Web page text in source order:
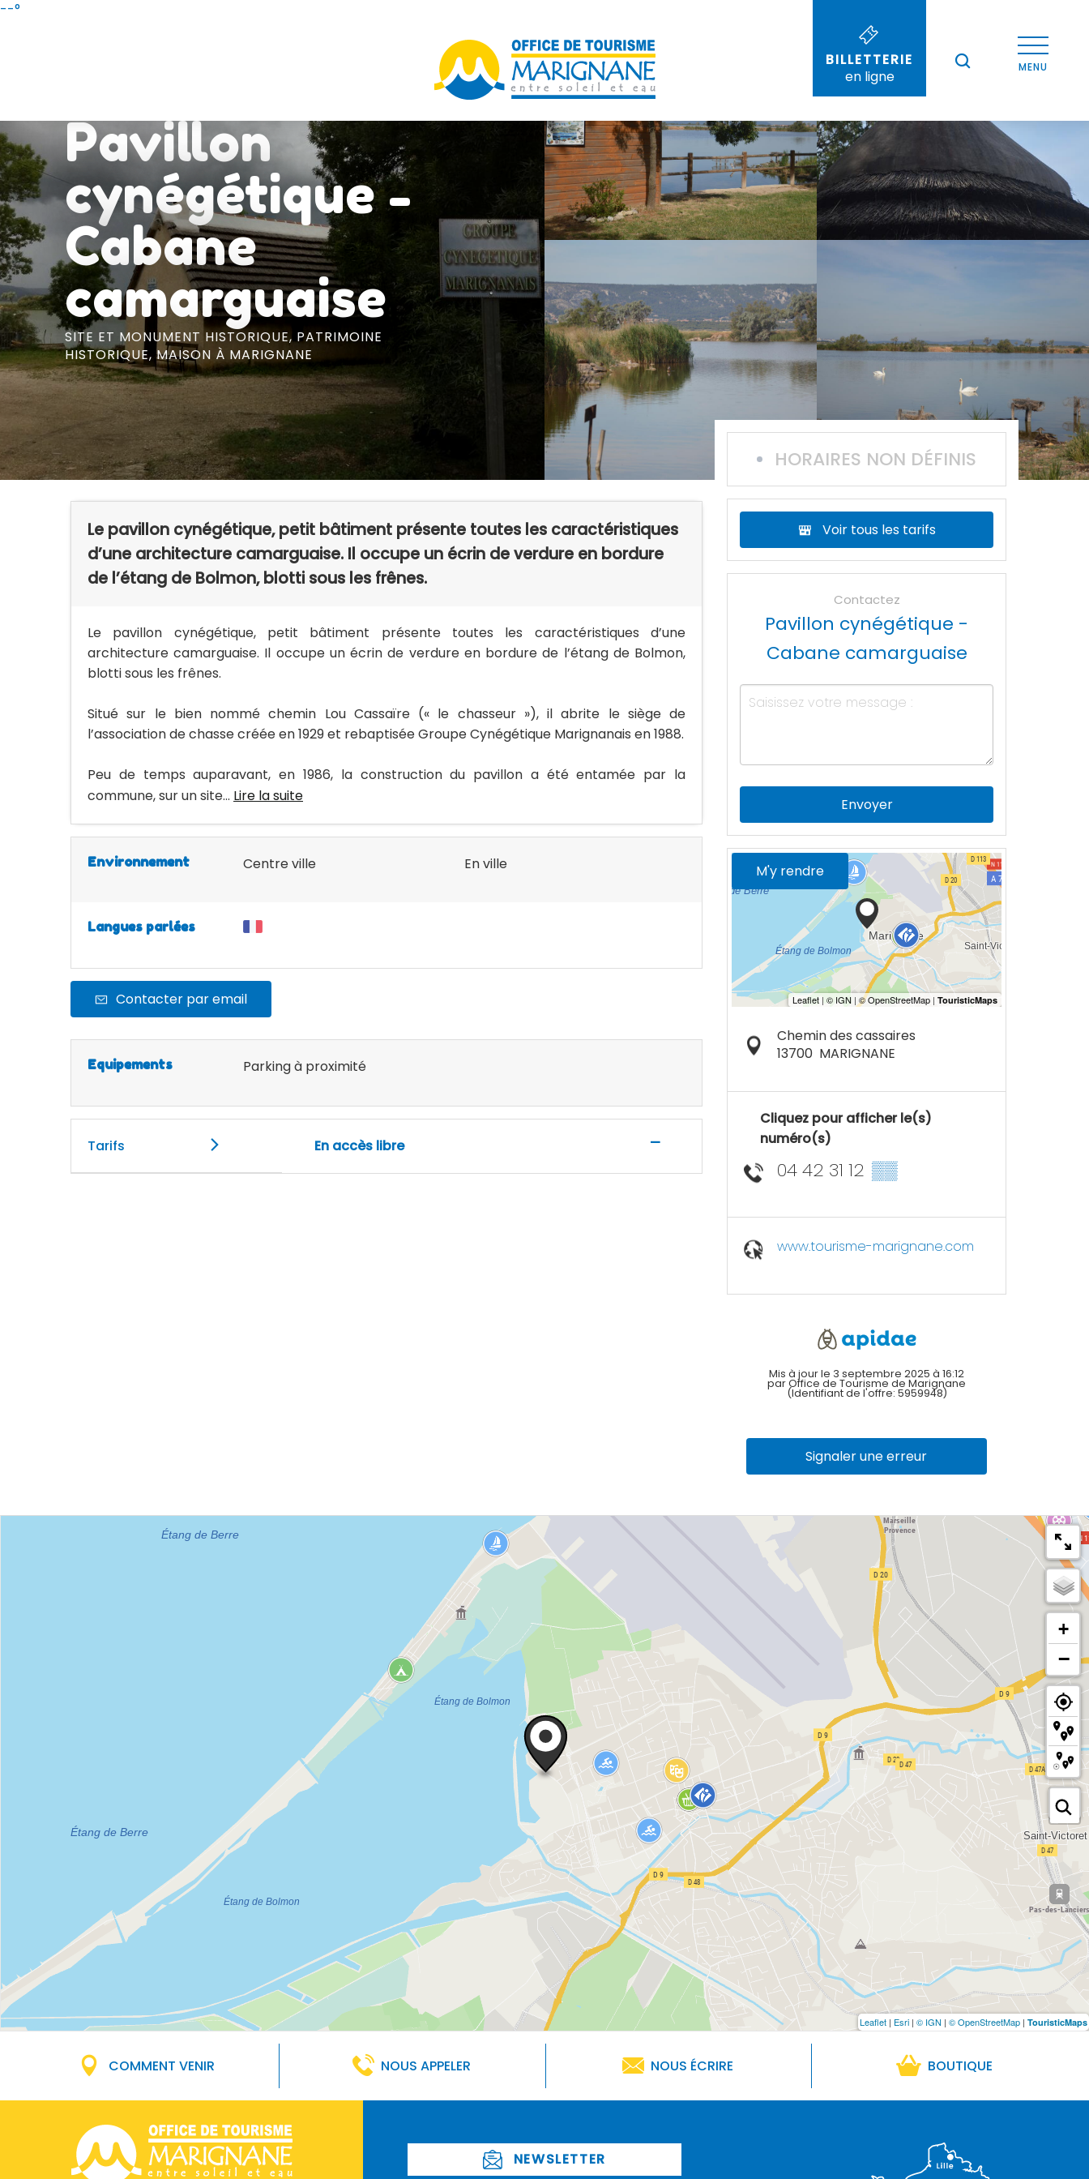
Aller
--°
BILLETTERIE
en ligne
MENU
--°
Voir les photos (5)
Pavillon
cynégétique -
Cabane
camarguaise
SITE ET MONUMENT HISTORIQUE, PATRIMOINE
HISTORIQUE, MAISON À MARIGNANE
Le pavillon cynégétique, petit bâtiment présente toutes les caractéristiques
d’une architecture camarguaise. Il occupe un écrin de verdure en bordure
de l’étang de Bolmon, blotti sous les frênes.
Le pavillon cynégétique, petit bâtiment présente toutes les caractéristiques d’une
architecture camarguaise. Il occupe un écrin de verdure en bordure de l’étang de Bolmon,
blotti sous les frênes.
Situé sur le bien nommé chemin Lou Cassaïre (« le chasseur »), il abrite le siège de
l’association de chasse créée en 1929 et rebaptisée Groupe Cynégétique Marignanais en 1988.
Peu de temps auparavant, en 1986, la construction du pavillon a été entamée par la
commune, sur un site... Lire la suite
Environnement Centre ville En ville
Langues parlées
Contacter par email
Equipements Parking à proximité
Tarifs En accès libre —
HORAIRES NON DÉFINIS
Voir tous les tarifs
Contactez
Pavillon cynégétique -
Cabane camarguaise
Envoyer
M'y rendre
Chemin des cassaires
13700 MARIGNANE
Cliquez pour afficher le(s)
numéro(s)
04 42 31 12 ▒▒
www.tourisme-marignane.com
Mis à jour le 3 septembre 2025 à 16:12
par Office de Tourisme de Marignane
(Identifiant de l'offre: 5959948)
Signaler une erreur
+
−
Leaflet | Esri | © IGN | © OpenStreetMap | TouristicMaps
COMMENT VENIR NOUS APPELER NOUS ÉCRIRE BOUTIQUE
NEWSLETTER